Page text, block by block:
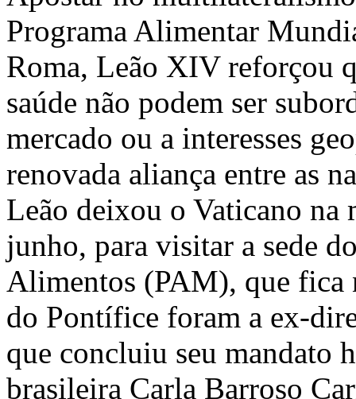
Programa Alimentar
Roma, Leão XIV reforçou
saúde não podem ser
mercado ou a interesses
renovada aliança entre as
Leão deixou o Vaticano na
junho, para visitar a sede
Alimentos (PAM), que fica
do Pontífice foram a ex-
que concluiu seu mandato
brasileira Carla Barroso